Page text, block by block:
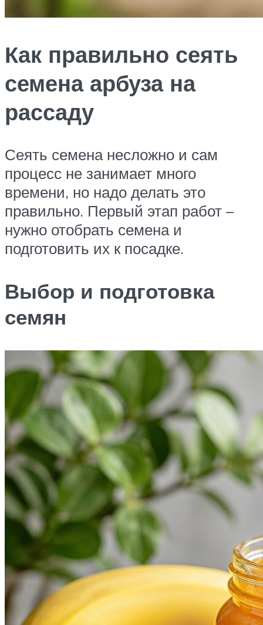
Как правильно сеять
семена арбуза на
рассаду
Сеять семена несложно и сам
процесс не занимает много
времени, но надо делать это
правильно. Первый этап работ –
нужно отобрать семена и
подготовить их к посадке.
Выбор и подготовка
семян